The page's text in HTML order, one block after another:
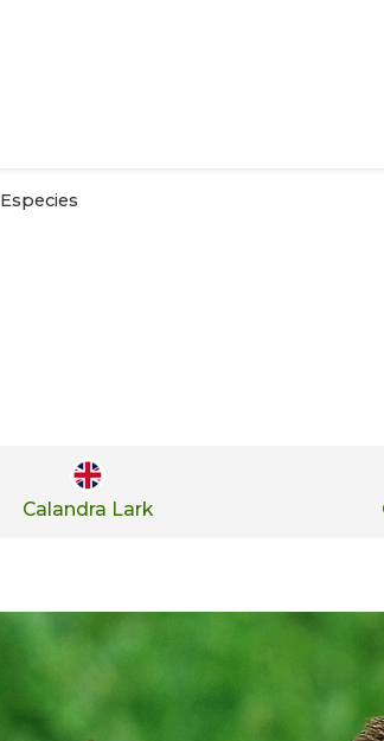
Especies
Calandra Lark